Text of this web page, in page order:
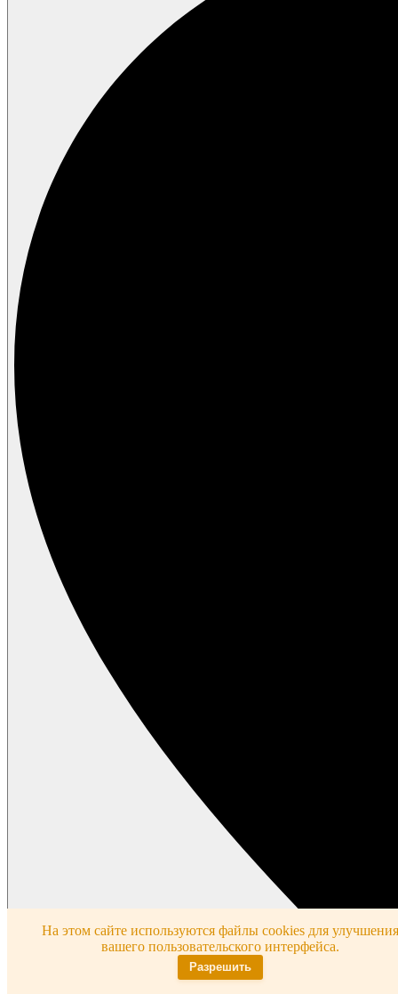
На этом сайте используются файлы cookies для улучшения
вашего пользовательского интерфейса.
Разрешить